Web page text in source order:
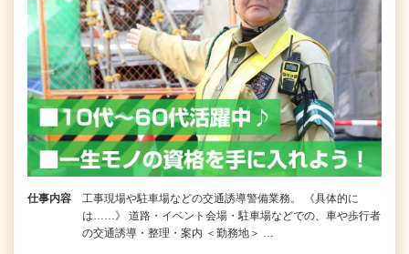
仕事内容
工事現場や駐車場などの交通誘導警備業務。 《具体的に
は……》 道路・イベント会場・駐車場などでの、車や歩行者
の交通誘導・整理・案内 ＜勤務地＞ …